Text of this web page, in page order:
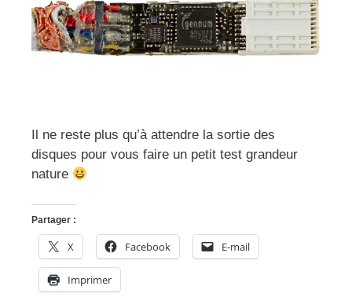
Il ne reste plus qu’à attendre la sortie des
disques pour vous faire un petit test grandeur
nature
Partager :
X Facebook E-mail
Imprimer